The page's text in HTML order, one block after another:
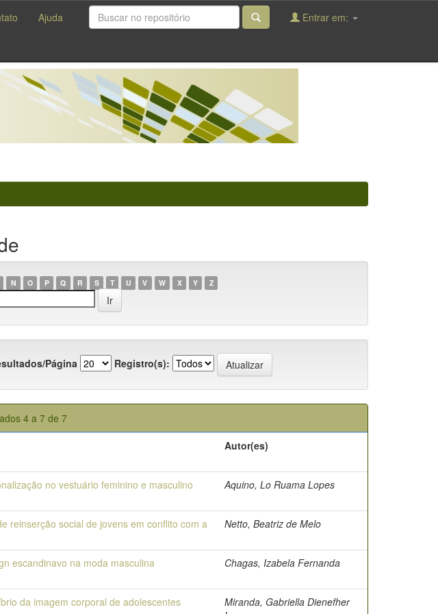
Ajuda Entrar em:
N O P Q R S T U V W X Y Z
Página Registro(s):
4 a 7 de 7
Autor(es)
no vestuário feminino e masculino Aquino, Lo Ruama Lopes
reinserção social de jovens em conflito com a
Netto, Beatriz de Melo
escandinavo na moda masculina
Chagas, Izabela Fernanda
da imagem corporal de adolescentes
Miranda, Gabriella Dienefher